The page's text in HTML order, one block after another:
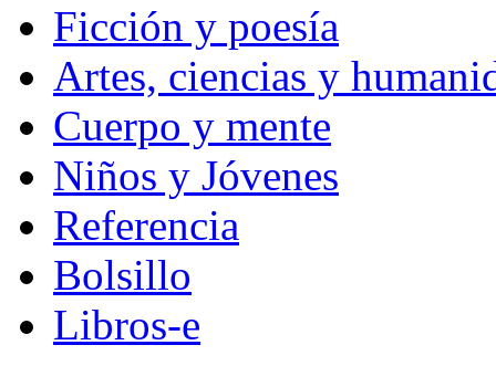
Ficción y poesía
Artes, ciencias y
Cuerpo y mente
Niños y Jóvenes
Referencia
Bolsillo
Libros-e